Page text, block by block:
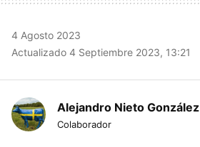
4 Agosto 2023
Actualizado 4 Septiembre 2023, 13:21
Alejandro Nieto González
Colaborador